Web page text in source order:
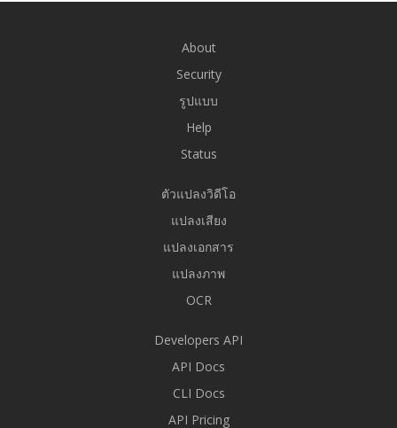
About
Security
รูปแบบ
Help
Status
ตัวแปลงวิดีโอ
แปลงเสียง
แปลงเอกสาร
แปลงภาพ
OCR
Developers API
API Docs
CLI Docs
API Pricing